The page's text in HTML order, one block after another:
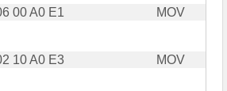
00 A0 E1                             MOV
10 A0 E3                             MOV